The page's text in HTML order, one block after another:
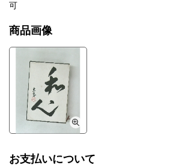
可
商品画像
お支払いについて